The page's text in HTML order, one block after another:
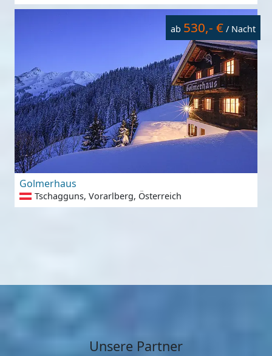
ab 530,- € / Nacht
Golmerhaus
Tschagguns, Vorarlberg, Österreich
Unsere Partner